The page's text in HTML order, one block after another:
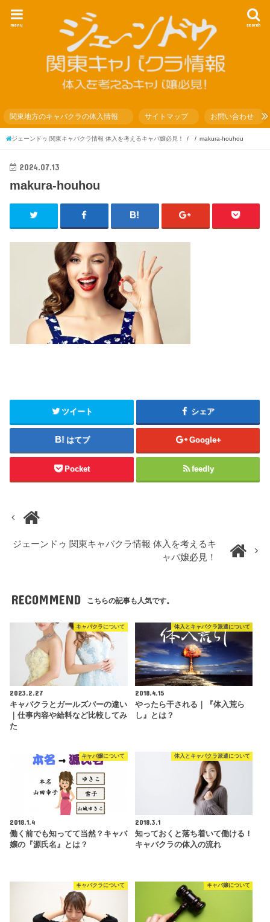
search
menu
関東地方のキャバクラの体入情報 サイトマップ お問い合わせ
ジェーンドゥ 関東キャバクラ情報 体入を考えるキャバ嬢必見！ makura-houhou
2024.07.13
makura-houhou
ツイート シェア
はてブ Google+
Pocket feedly
ジェーンドゥ 関東キャバクラ情報 体入を考えるキ
ャバ嬢必見！
RECOMMEND こちらの記事も人気です。
キャバクラについて
2023.2.27
キャバクラとガールズバーの違い
｜仕事内容や給料など比較してみ
た
体入とキャバクラ派遣について
2018.4.15
やったら干される｜『体入荒ら
し』とは？
キャバ嬢について
2018.1.4
働く前でも知ってて当然？キャバ
嬢の『源氏名』とは？
体入とキャバクラ派遣について
2018.3.1
知っておくと落ち着いて働ける！
キャバクラの体入の流れ
キャバクラについて キャバ嬢について